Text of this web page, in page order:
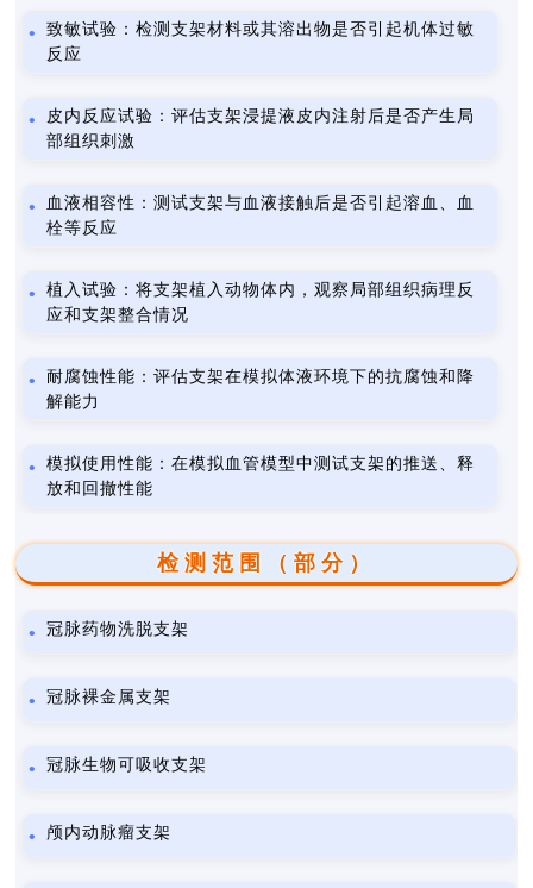
致敏试验：检测支架材料或其溶出物是否引起机体过敏
反应
皮内反应试验：评估支架浸提液皮内注射后是否产生局
部组织刺激
血液相容性：测试支架与血液接触后是否引起溶血、血
栓等反应
植入试验：将支架植入动物体内，观察局部组织病理反
应和支架整合情况
耐腐蚀性能：评估支架在模拟体液环境下的抗腐蚀和降
解能力
模拟使用性能：在模拟血管模型中测试支架的推送、释
放和回撤性能
检测范围（部分）
冠脉药物洗脱支架
冠脉裸金属支架
冠脉生物可吸收支架
颅内动脉瘤支架